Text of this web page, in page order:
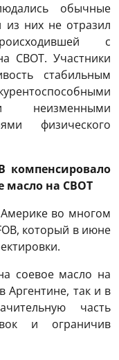
обычные
них не отразил
с
CBOT. Участники
стабильным
физического
компенсировало
на CBOT
во многом
который в июне
соевое масло на
Аргентине, так и в
часть
и ограничив